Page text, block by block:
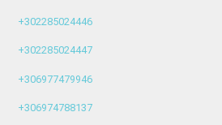
+302285024446
+302285024447
+306977479946
+306974788137